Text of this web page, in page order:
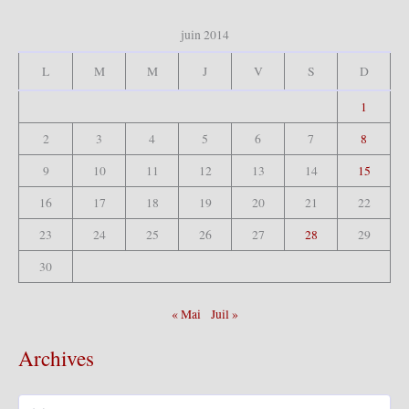
juin 2014
L M M J V S D
1
2
3 4 5 6 7
8
9
10 11 12 13 14
15
16
17 18 19 20 21
22
23
24 25 26 27 28
29
30
« Mai Juil »
Archives